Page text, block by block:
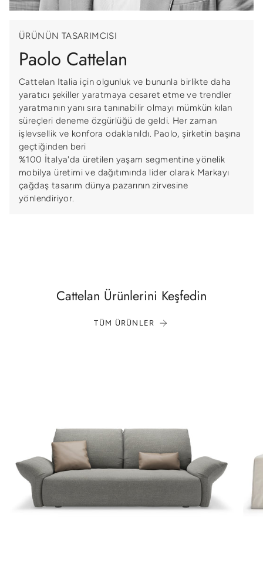
ÜRÜNÜN TASARIMCISI
Paolo Cattelan
Cattelan Italia için olgunluk ve bununla birlikte daha
yaratıcı şekiller yaratmaya cesaret etme ve trendler
yaratmanın yanı sıra tanınabilir olmayı mümkün kılan
süreçleri deneme özgürlüğü de geldi. Her zaman
işlevsellik ve konfora odaklanıldı. Paolo, şirketin başına
geçtiğinden beri
%100 İtalya'da üretilen yaşam segmentine yönelik
mobilya üretimi ve dağıtımında lider olarak Markayı
çağdaş tasarım dünya pazarının zirvesine
yönlendiriyor.
Cattelan Ürünlerini Keşfedin
TÜM ÜRÜNLER